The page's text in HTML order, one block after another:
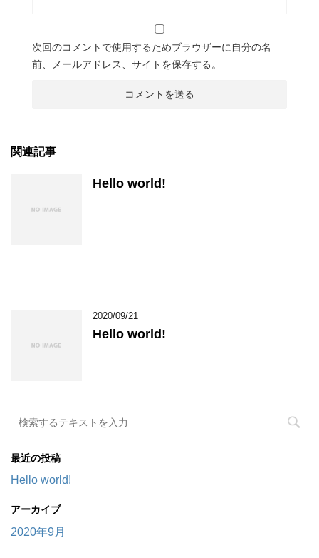
次回のコメントで使用するためブラウザーに自分の名
前、メールアドレス、サイトを保存する。
関連記事
Hello world!
2020/09/21
Hello world!
最近の投稿
Hello world!
アーカイブ
2020年9月